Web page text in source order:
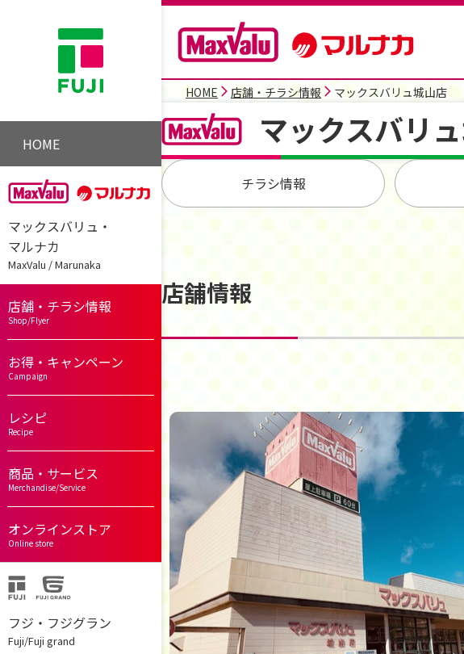
HOME
フジ・フジグラン
Fuji/Fuji grand
マックスバリュ・
マルナカ
MaxValu / Marunaka
店舗・チラシ情報
Shop/Flyer
お得・キャンペーン
Campaign
レシピ
Recipe
商品・サービス
Merchandise/Service
オンラインストア
Online store
HOME 店舗・チラシ情報 マックスバリュ城山店
マックスバリ
チラシ情報
店舗情報